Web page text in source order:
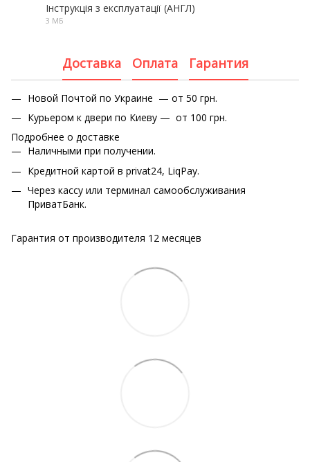
Інструкція з експлуатації (АНГЛ)
3 МБ
Доставка Оплата Гарантия
Новой Почтой по Украине — от 50 грн.
Курьером к двери по Киеву — от 100 грн.
Подробнее о доставке
Наличными при получении.
Кредитной картой в privat24, LiqPay.
Через кассу или терминал самообслуживания
ПриватБанк.
Гарантия от производителя 12 месяцев